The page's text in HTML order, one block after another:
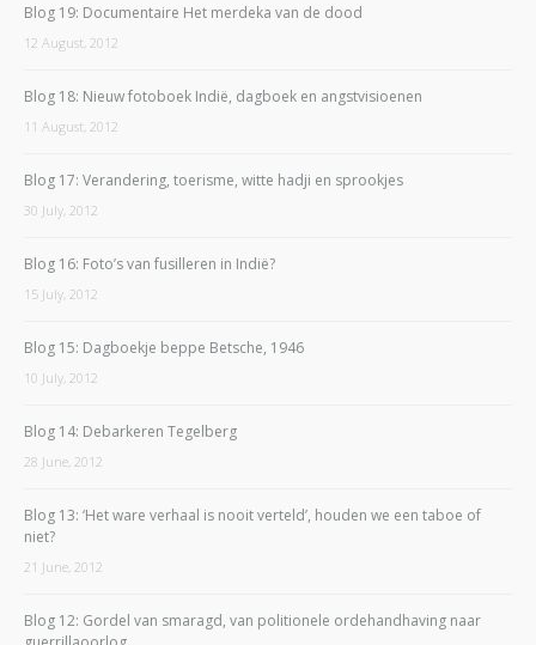
Blog 19: Documentaire Het merdeka van de dood
12 August, 2012
Blog 18: Nieuw fotoboek Indië, dagboek en angstvisioenen
11 August, 2012
Blog 17: Verandering, toerisme, witte hadji en sprookjes
30 July, 2012
Blog 16: Foto’s van fusilleren in Indië?
15 July, 2012
Blog 15: Dagboekje beppe Betsche, 1946
10 July, 2012
Blog 14: Debarkeren Tegelberg
28 June, 2012
Blog 13: ‘Het ware verhaal is nooit verteld’, houden we een taboe of
niet?
21 June, 2012
Blog 12: Gordel van smaragd, van politionele ordehandhaving naar